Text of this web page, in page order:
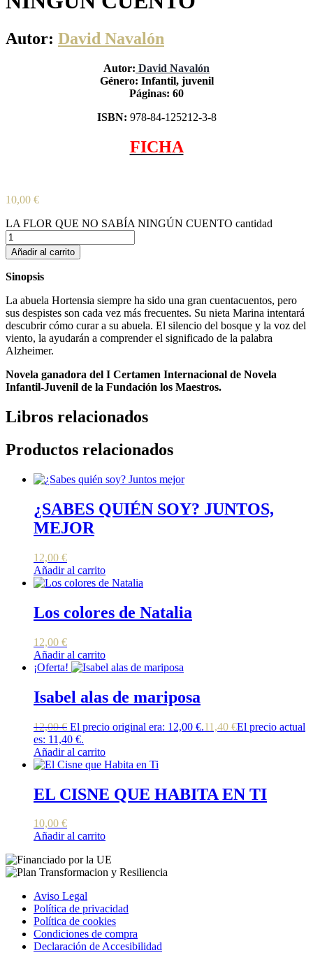
Autor: David Navalón
Autor: David Navalón
Género: Infantil, juvenil
Páginas: 60
ISBN: 978-84-125212-3-8
FICHA
10,00 €
LA FLOR QUE NO SABÍA NINGÚN CUENTO cantidad
Añadir al carrito
Sinopsis
La abuela Hortensia siempre ha sido una gran cuentacuentos, pero
sus despistes son cada vez más frecuentes. Su nieta Marina intentará
descubrir cómo curar a su abuela. El silencio del bosque y la voz del
viento, la ayudarán a comprender el significado de la palabra
Alzheimer.
Novela ganadora del I Certamen Internacional de Novela
Infantil-Juvenil de la Fundación los Maestros.
Libros relacionados
Productos relacionados
¿SABES QUIÉN SOY? JUNTOS,
MEJOR
12,00 €
Añadir al carrito
Los colores de Natalia
12,00 €
Añadir al carrito
¡Oferta!
Isabel alas de mariposa
12,00€ El precio original era: 12,00 €.11,40 €El precio actual
es: 11,40 €.
Añadir al carrito
EL CISNE QUE HABITA EN TI
10,00 €
Añadir al carrito
Aviso Legal
Política de privacidad
Política de cookies
Condiciones de compra
Declaración de Accesibilidad